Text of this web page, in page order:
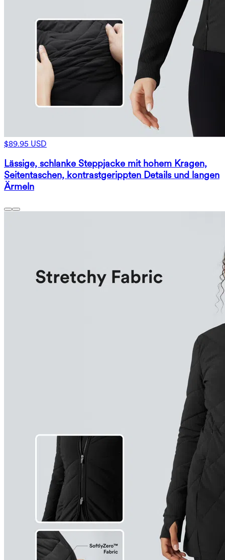
$89.95 USD
Lässige, schlanke Steppjacke mit hohem Kragen,
Seitentaschen, kontrastgerippten Details und langen
Ärmeln